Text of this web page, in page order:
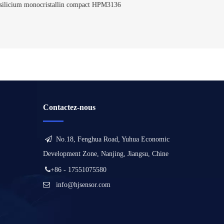
pression HPTM180
Contactez-nous
 No.18, Fenghua Road, Yuhua Economic
Development Zone, Nanjing, Jiangsu, Chine
+86 - 17551075580
 info@hjsensor.com